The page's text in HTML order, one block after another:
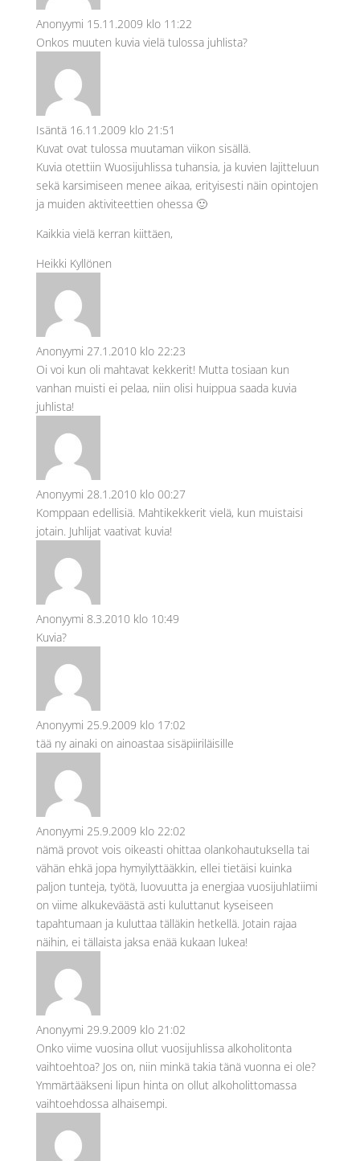
Anonyymi 15.11.2009 klo 11:22
Onkos muuten kuvia vielä tulossa juhlista?
Isäntä 16.11.2009 klo 21:51
Kuvat ovat tulossa muutaman viikon sisällä.
Kuvia otettiin Wuosijuhlissa tuhansia, ja kuvien lajitteluun
sekä karsimiseen menee aikaa, erityisesti näin opintojen
ja muiden aktiviteettien ohessa 🙂
Kaikkia vielä kerran kiittäen,
Heikki Kyllönen
Anonyymi 27.1.2010 klo 22:23
Oi voi kun oli mahtavat kekkerit! Mutta tosiaan kun
vanhan muisti ei pelaa, niin olisi huippua saada kuvia
juhlista!
Anonyymi 28.1.2010 klo 00:27
Komppaan edellisiä. Mahtikekkerit vielä, kun muistaisi
jotain. Juhlijat vaativat kuvia!
Anonyymi 8.3.2010 klo 10:49
Kuvia?
Anonyymi 25.9.2009 klo 17:02
tää ny ainaki on ainoastaa sisäpiiriläisille
Anonyymi 25.9.2009 klo 22:02
nämä provot vois oikeasti ohittaa olankohautuksella tai
vähän ehkä jopa hymyilyttääkkin, ellei tietäisi kuinka
paljon tunteja, työtä, luovuutta ja energiaa vuosijuhlatiimi
on viime alkukeväästä asti kuluttanut kyseiseen
tapahtumaan ja kuluttaa tälläkin hetkellä. Jotain rajaa
näihin, ei tällaista jaksa enää kukaan lukea!
Anonyymi 29.9.2009 klo 21:02
Onko viime vuosina ollut vuosijuhlissa alkoholitonta
vaihtoehtoa? Jos on, niin minkä takia tänä vuonna ei ole?
Ymmärtääkseni lipun hinta on ollut alkoholittomassa
vaihtoehdossa alhaisempi.